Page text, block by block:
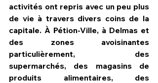
activités ont repris avec un peu plus
de vie à travers divers coins de la
capitale. À Pétion-Ville, à Delmas et
des zones avoisinantes
particulièrement, des
supermarchés, des magasins de
produits alimentaires, des